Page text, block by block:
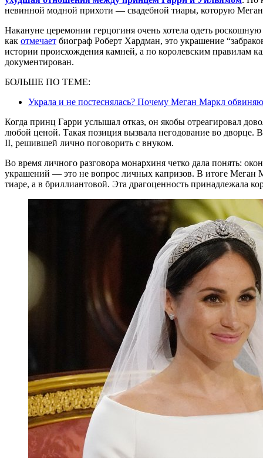
невинной модной прихоти — свадебной тиары, которую Меган
Накануне церемонии герцогиня очень хотела одеть
как отмечает биограф Роберт Хардман, это украшение
истории происхождения камней, а по королевским правилам
документирован.
БОЛЬШЕ ПО ТЕМЕ:
Украла и не постеснялась? Почему Меган Маркл
Когда принц Гарри услышал отказ, он якобы отреагировал
любой ценой. Такая позиция вызвала негодование во дворце.
II, решившей лично поговорить с внуком.
Во время личного разговора монархиня четко дала понять:
украшений — это не вопрос личных капризов. В итоге Меган
тиаре, а в бриллиантовой. Эта драгоценность принадлежала